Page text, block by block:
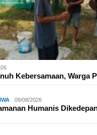
Kebersamaan, Warga
09/08/2026
Humanis